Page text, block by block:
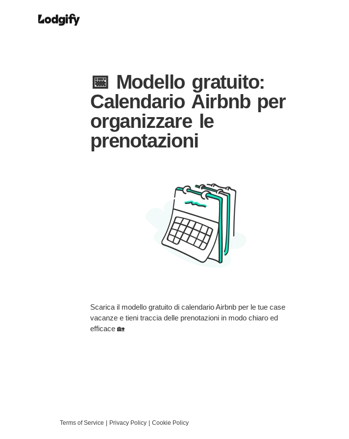
📅 Modello gratuito:
Calendario Airbnb per
organizzare le
prenotazioni
Scarica il modello gratuito di calendario Airbnb per le tue case
vacanze e tieni traccia delle prenotazioni in modo chiaro ed
efficace🏡
Terms of Service Privacy Policy Cookie Policy